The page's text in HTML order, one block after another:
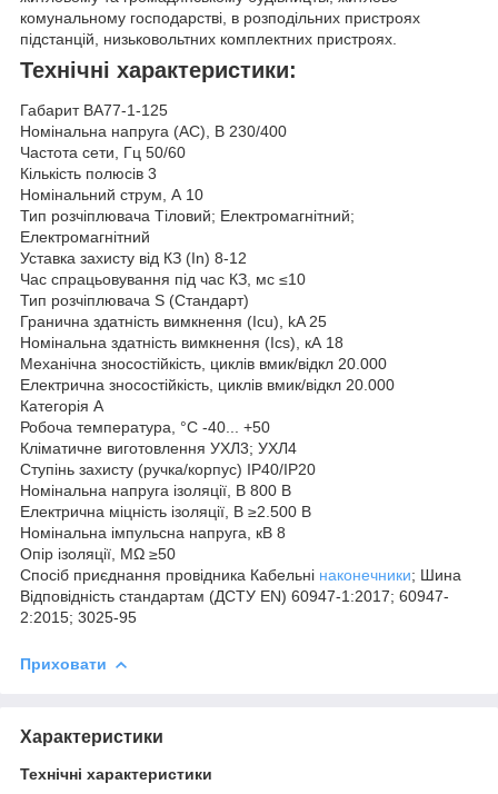
комунальному господарстві, в розподільних пристроях
підстанцій, низьковольтних комплектних пристроях.
Технічні характеристики:
Габарит ВА77-1-125
Номінальна напруга (AC), B 230/400
Частота сети, Гц 50/60
Кількість полюсів 3
Номінальний струм, А 10
Тип розчіплювача Тіловий; Електромагнітний;
Електромагнітний
Уставка захисту від КЗ (In) 8-12
Час спрацьовування під час КЗ, мс ≤10
Тип розчіплювача S (Стандарт)
Гранична здатність вимкнення (Icu), kA 25
Номінальна здатність вимкнення (Ics), кА 18
Механічна зносостійкість, циклів вмик/відкл 20.000
Електрична зносостійкість, циклів вмик/відкл 20.000
Категорія А
Робоча температура, °С -40... +50
Кліматичне виготовлення УХЛ3; УХЛ4
Ступінь захисту (ручка/корпус) IP40/IP20
Номінальна напруга ізоляції, В 800 В
Електрична міцність ізоляції, В ≥2.500 В
Номінальна імпульсна напруга, кВ 8
Опір ізоляції, MΩ ≥50
Спосіб приєднання провідника Кабельні наконечники; Шина
Відповідність стандартам (ДСТУ EN) 60947-1:2017; 60947-
2:2015; 3025-95
Приховати
Характеристики
Технічні характеристики